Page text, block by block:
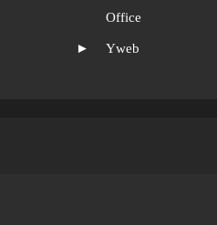
Office
► Yweb